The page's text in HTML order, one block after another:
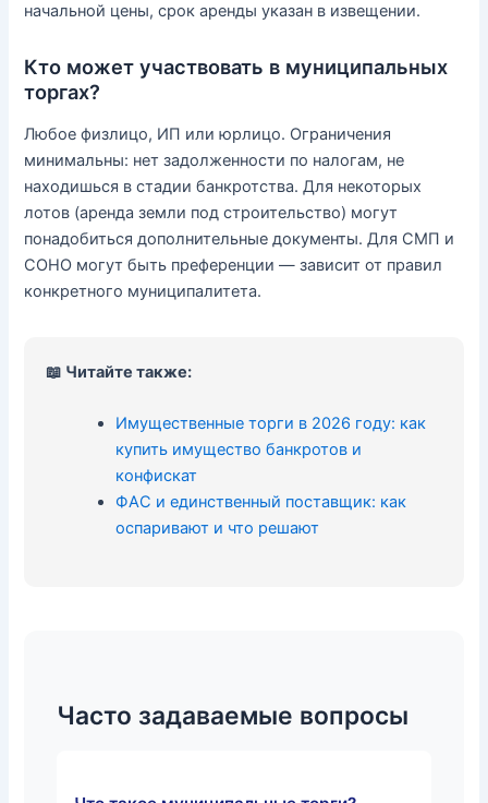
начальной цены, срок аренды указан в извещении.
Кто может участвовать в муниципальных
торгах?
Любое физлицо, ИП или юрлицо. Ограничения
минимальны: нет задолженности по налогам, не
находишься в стадии банкротства. Для некоторых
лотов (аренда земли под строительство) могут
понадобиться дополнительные документы. Для СМП и
СОНО могут быть преференции — зависит от правил
конкретного муниципалитета.
📖 Читайте также:
Имущественные торги в 2026 году: как
купить имущество банкротов и
конфискат
ФАС и единственный поставщик: как
оспаривают и что решают
Часто задаваемые вопросы